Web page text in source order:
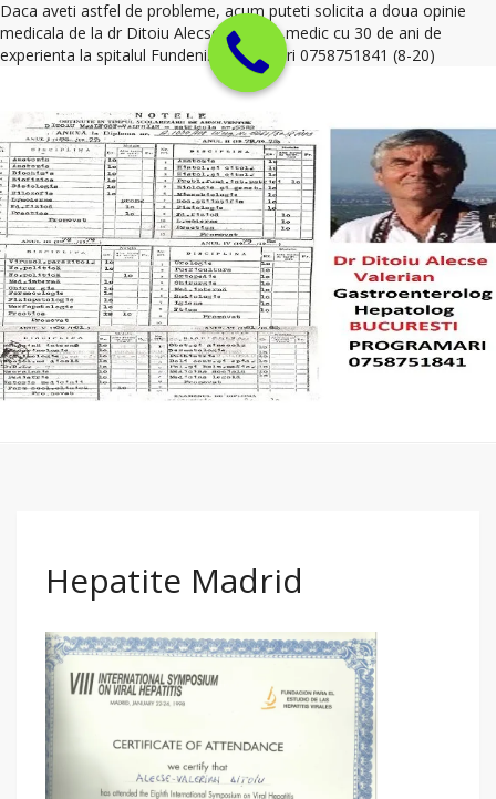
Daca aveti astfel de probleme, acum puteti solicita a doua opinie
medicala de la dr Ditoiu Alecse Valerian,medic cu 30 de ani de
experienta la spitalul Fundeni. Programari 0758751841 (8-20)
Hepatite Madrid